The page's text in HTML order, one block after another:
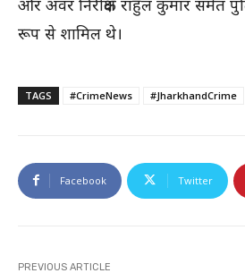
रूप से शामिल थे।
TAGS #CrimeNews #JharkhandCrime
Facebook Twitter
PREVIOUS ARTICLE